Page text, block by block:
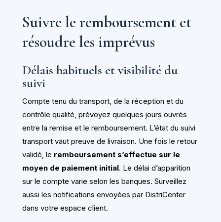
Suivre le remboursement et
résoudre les imprévus
Délais habituels et visibilité du
suivi
Compte tenu du transport, de la réception et du
contrôle qualité, prévoyez quelques jours ouvrés
entre la remise et le remboursement. L’état du suivi
transport vaut preuve de livraison. Une fois le retour
validé, le remboursement s’effectue sur le
moyen de paiement initial. Le délai d’apparition
sur le compte varie selon les banques. Surveillez
aussi les notifications envoyées par DistriCenter
dans votre espace client.